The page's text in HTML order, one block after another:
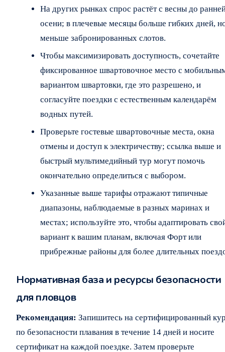
На других рынках спрос растёт с весны до
осени; в плечевые месяцы больше гибких дней,
меньше забронированных слотов.
Чтобы максимизировать доступность, сочетайте
фиксированное швартовочное место с
вариантом швартовки, где это разрешено, и
согласуйте поездки с естественным календарём
водных путей.
Проверьте гостевые швартовочные места, окна
отмены и доступ к электричеству; ссылка выше и
быстрый мультимедийный тур могут помочь
окончательно определиться с выбором.
Указанные выше тарифы отражают типичные
диапазоны, наблюдаемые в разных маринах и
местах; используйте это, чтобы адаптировать
вариант к вашим планам, включая Форт или
прибрежные районы для более длительных
Нормативная база и ресурсы безопасности
для пловцов
Рекомендация: Запишитесь на сертифицированный
по безопасности плавания в течение 14 дней и носите
сертификат на каждой поездке. Затем проверьте